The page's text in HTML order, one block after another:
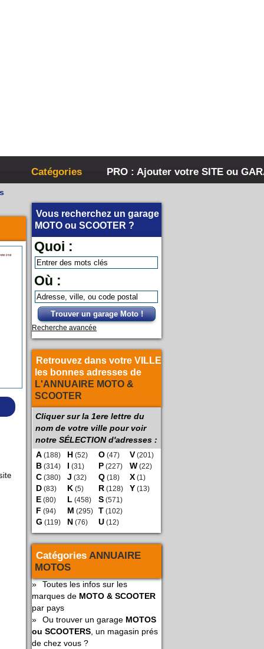
Catégories PRO : Ajouter votre SITE ou
Vous recherchez un garage
MOTO ou SCOOTER ?
Quoi :
Où :
Trouver un garage Moto !
Recherche avancée
Retrouvez dans votre VILLE
les bonnes adresses de
L'ANNUAIRE MOTO &
SCOOTER
Cliquer sur la 1ere lettre du
nom de votre ville pour voir
notre SÉLECTION d'adresses :
A (188)
B (314)
C (380)
D (83)
E (80)
F (94)
G (119)
H (52)
I (31)
J (32)
K (5)
L (458)
M (295)
N (76)
O (47)
P (227)
Q (18)
R (128)
S (571)
T (102)
U (12)
V (201)
W (22)
X (1)
Y (13)
Catégories ANNUAIRE
MOTOS
»
Toutes les infos sur les
marques de MOTO & SCOOTER
par pays
»
Ou trouver un garage MOTOS
ou SCOOTERS , un magasin prés
de chez vous ?